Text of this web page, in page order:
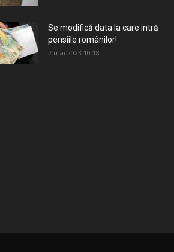
Se modifică data la care intră
pensiile românilor!
7 mai 2023 10:18